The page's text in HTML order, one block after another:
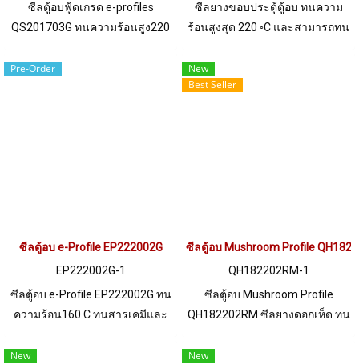
ซีลตู้อบฟู้ดเกรด e-profiles
QS201703G ทนความร้อนสูง220
ต่ำ 10 เมตร Tel: 0 2489 5525 / 09
ซีลยางขอบประตู้ตู้อบ ทนความ
ร้อนสูงสุด 220 ◦C และสามารถทน
อุตสาหกรรมอาหาร จำนวนสั่งซื้อ
Pre-Order
ซีลตู้อบ e-Profile EP222002G
EP222002G-1
ซีลตู้อบ e-Profile EP222002G ทน
ความร้อน160 C ทนสารเคมีและ
New
Best Seller
ซีลตู้อบ Mushroom Profile
QH182202RM-1
ซีลตู้อบ Mushroom Profile
QH182202RM ซีลยางดอกเห็ด ทน
New
New